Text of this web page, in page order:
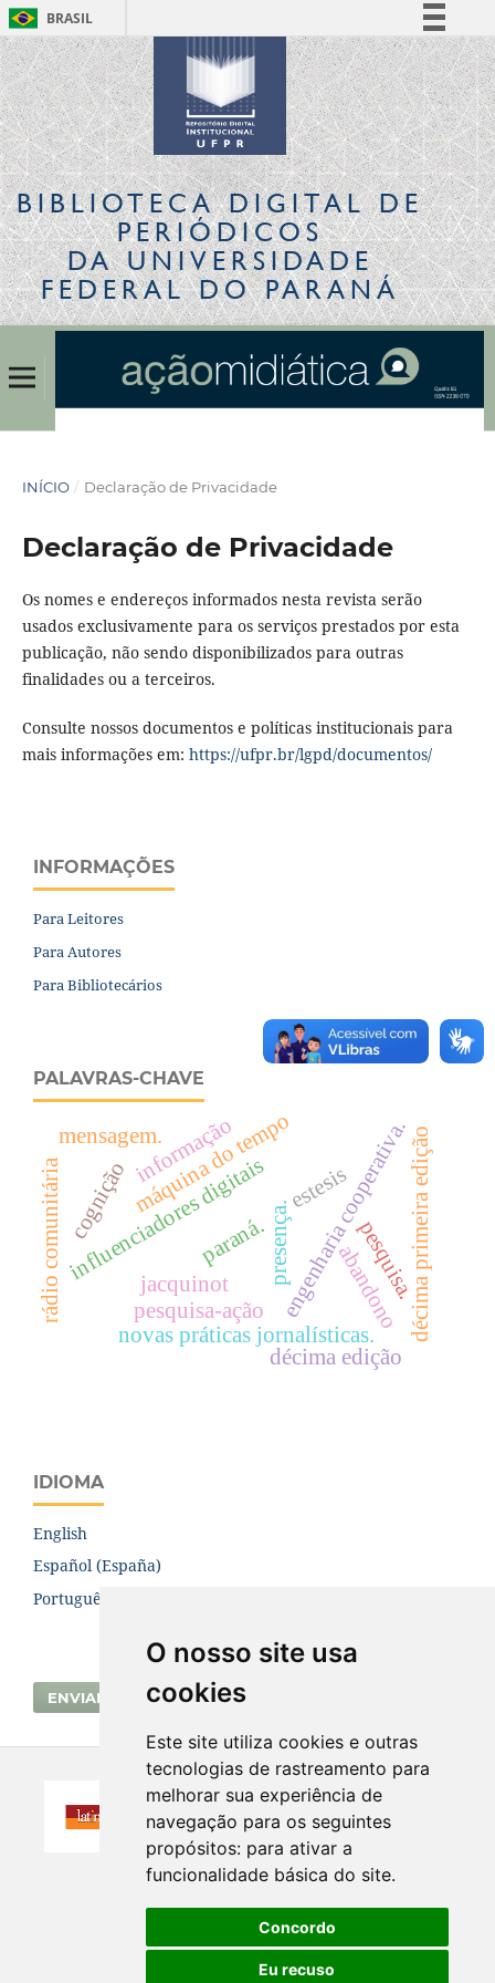
O nosso site usa
cookies
Este site utiliza cookies e outras
tecnologias de rastreamento para
melhorar sua experiência de
navegação para os seguintes
propósitos: para ativar a
funcionalidade básica do site.
Concordo
Eu recuso
BRASIL
Simplifique!
Comunica BR
Participe
Acesso à informação
Legislação
Canais
BIBLIOTECA DIGITALDE
PERIÓDICOS
DA UNIVERSIDADE
FEDERAL DO PARANÁ
INÍCIO / Declaração de Privacidade
Declaração de Privacidade
Os nomes e endereços informados nesta revista serão
usados exclusivamente para os serviços prestados por esta
publicação, não sendo disponibilizados para outras
finalidades ou a terceiros.
Consulte nossos documentos e políticas institucionais para
mais informações em: https://ufpr.br/lgpd/documentos/
INFORMAÇÕES
Para Leitores
Para Autores
Para Bibliotecários
PALAVRAS-CHAVE
influenciadores digitaisengenharia cooperativa.
jacquinot presença. décima primeira edição
máquina do tempo
pesquisa.
novas práticas jornalísticas.
rádio comunitária paraná.
informação
mensagem.
estesis
pesquisa-ação
décima edição
abandono
cognição
IDIOMA
English
Español (España)
Português (Brasil)
ENVIAR SUBMISSÃO